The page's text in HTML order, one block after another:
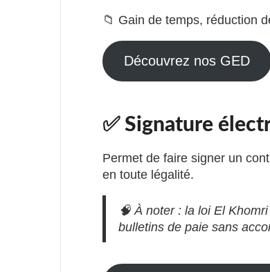
📁 Gain de temps, réduction
Découvrez nos GED
✅ Signature
Permet de faire signer un
en toute légalité.
🧠 À noter : la loi El
bulletins de paie sans